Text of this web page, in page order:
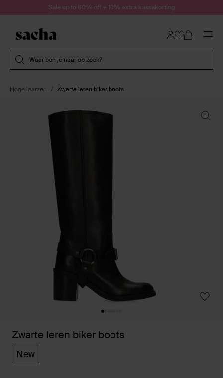
Doorgaan naar artikelSale up to 60% off + 10% extra kassakorting
Waar ben je naar op zoek?
Hoge laarzen Zwarte leren biker boots
Zwarte leren biker boots
New